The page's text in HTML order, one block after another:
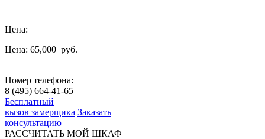
Цена:
Цена: 65,000 руб.
Номер телефона:
8 (495) 664-41-65
Бесплатный
вызов замерщика Заказать
консультацию
РАССЧИТАТЬ МОЙ ШКАФ